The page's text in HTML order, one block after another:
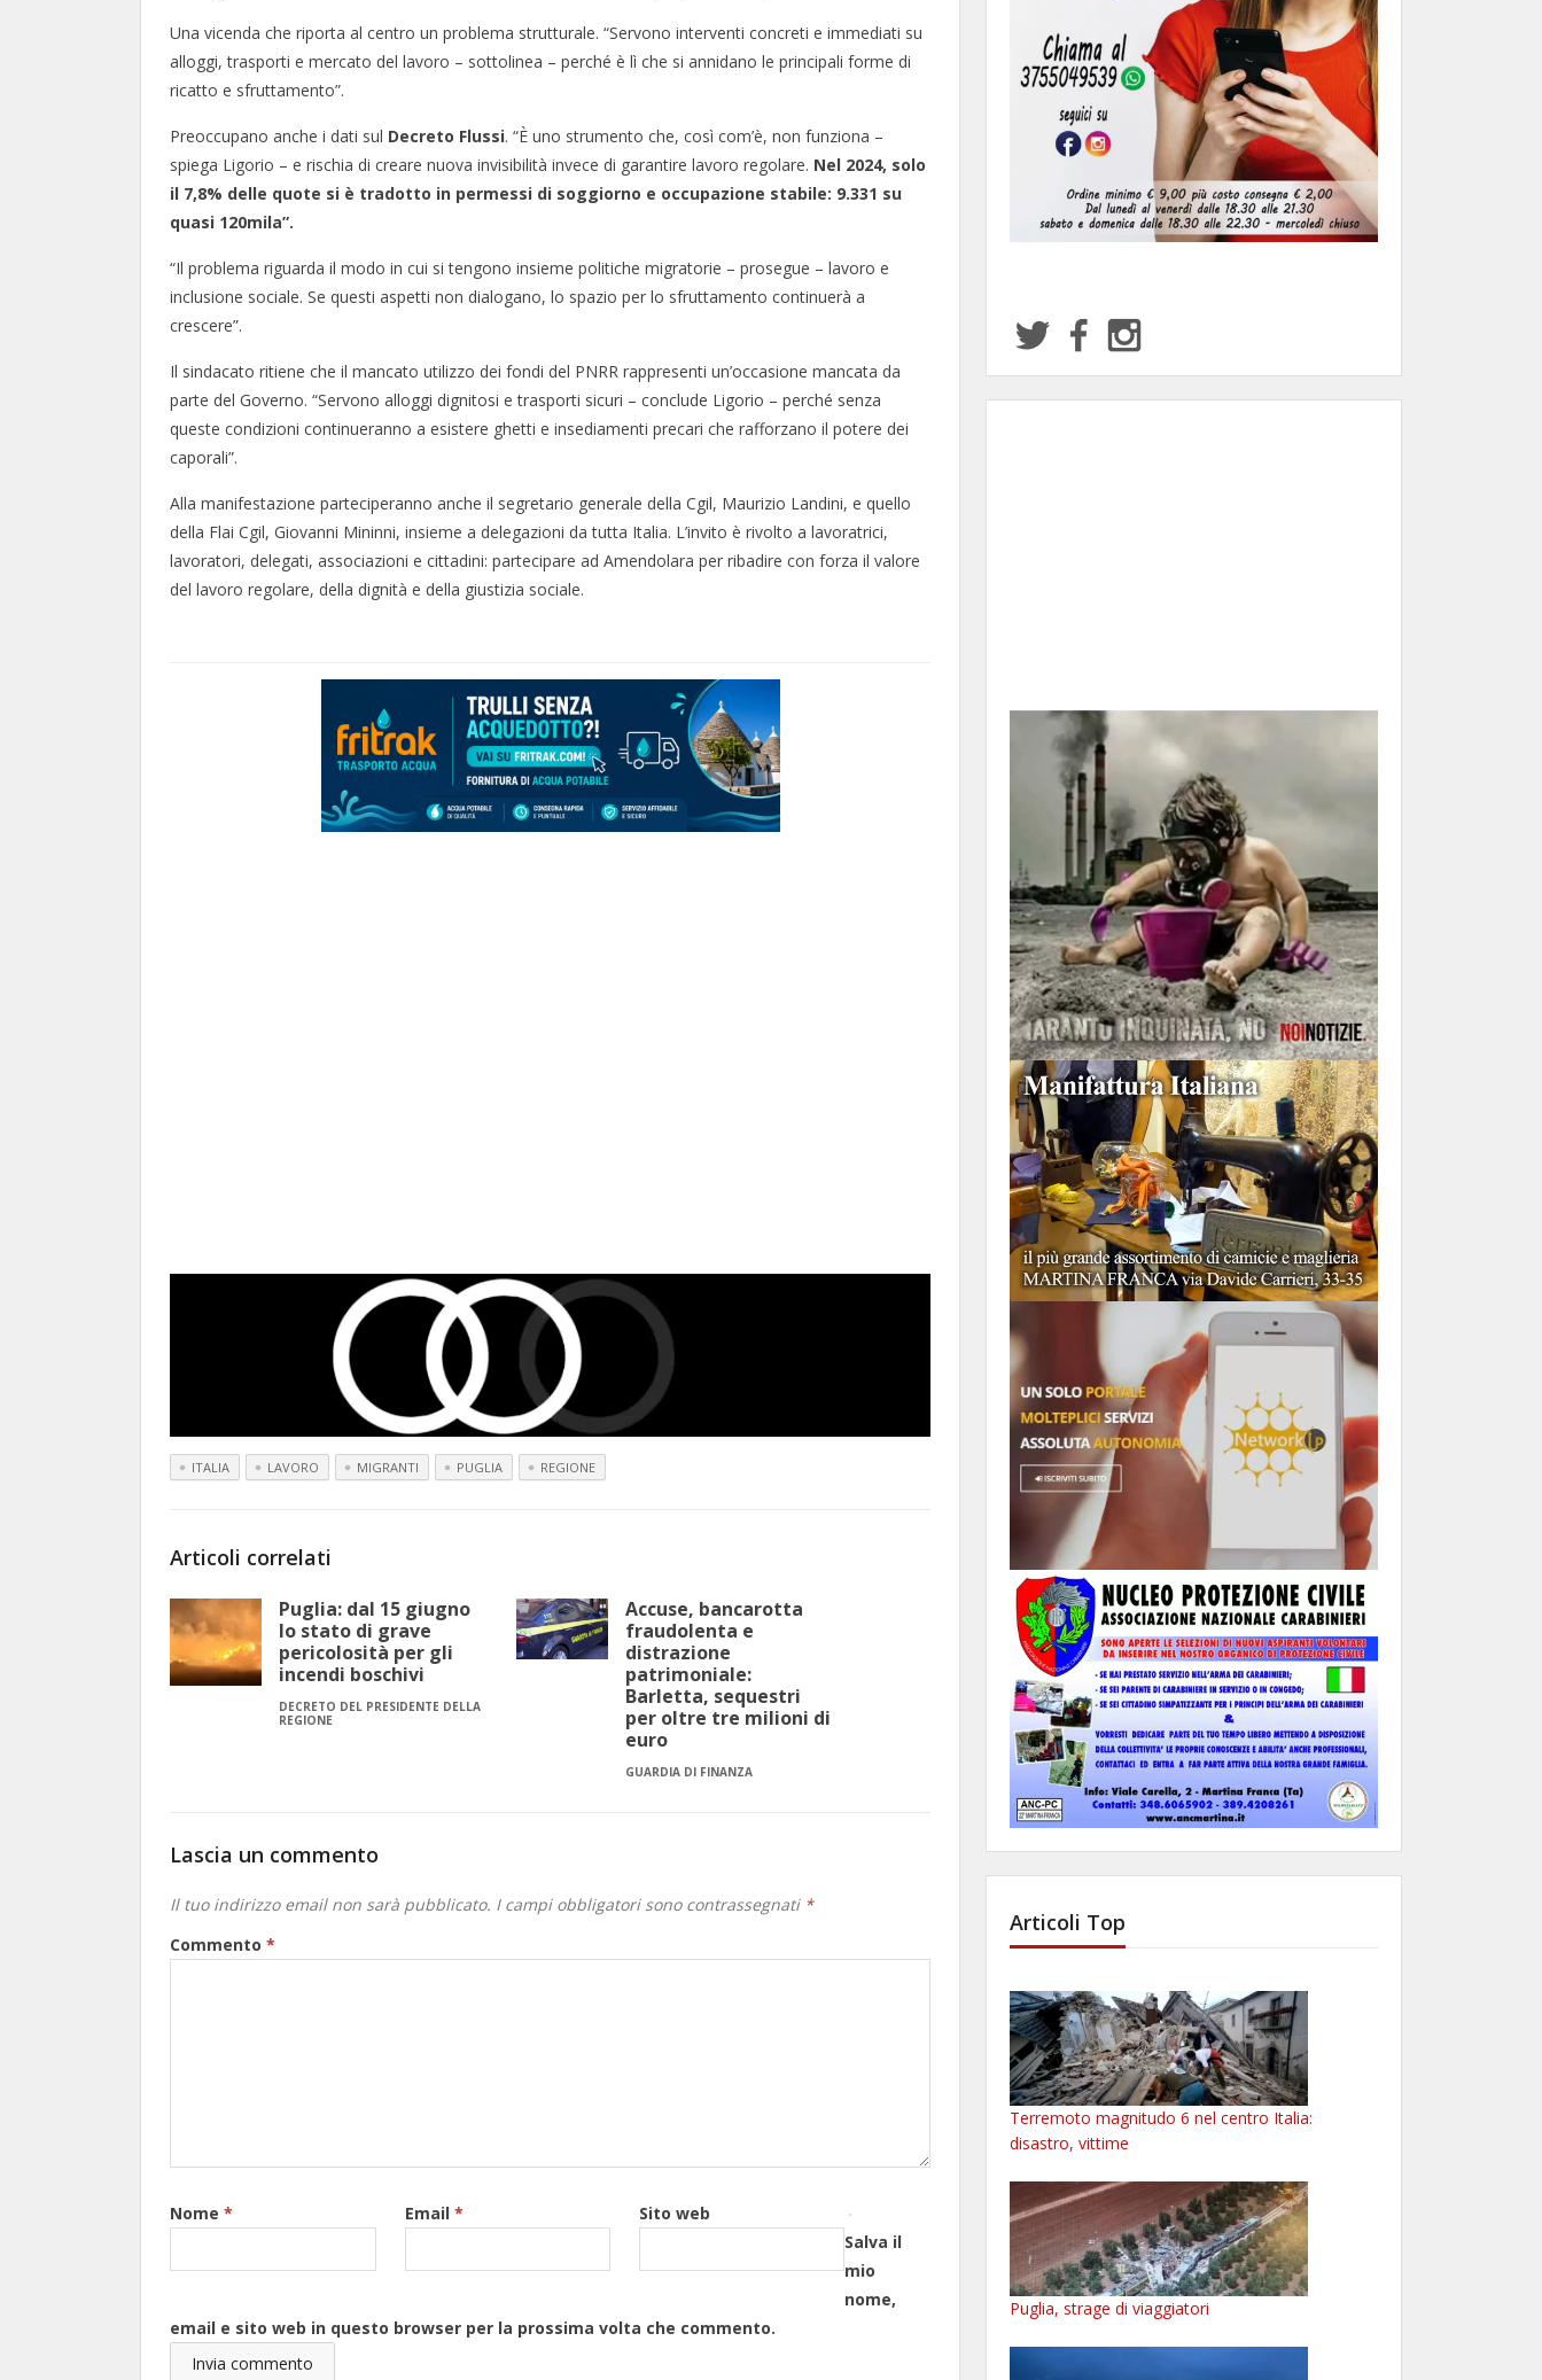
Una vicenda che riporta al centro un problema strutturale. “Servono interventi concreti e immediati su
alloggi, trasporti e mercato del lavoro – sottolinea – perché è lì che si annidano le principali forme di
ricatto e sfruttamento”.
Preoccupano anche i dati sul Decreto Flussi. “È uno strumento che, così com’è, non funziona –
spiega Ligorio – e rischia di creare nuova invisibilità invece di garantire lavoro regolare. Nel 2024, solo
il 7,8% delle quote si è tradotto in permessi di soggiorno e occupazione stabile: 9.331 su
quasi 120mila”.
“Il problema riguarda il modo in cui si tengono insieme politiche migratorie – prosegue – lavoro e
inclusione sociale. Se questi aspetti non dialogano, lo spazio per lo sfruttamento continuerà a
crescere”.
Il sindacato ritiene che il mancato utilizzo dei fondi del PNRR rappresenti un’occasione mancata da
parte del Governo. “Servono alloggi dignitosi e trasporti sicuri – conclude Ligorio – perché senza
queste condizioni continueranno a esistere ghetti e insediamenti precari che rafforzano il potere dei
caporali”.
Alla manifestazione parteciperanno anche il segretario generale della Cgil, Maurizio Landini, e quello
della Flai Cgil, Giovanni Mininni, insieme a delegazioni da tutta Italia. L’invito è rivolto a lavoratrici,
lavoratori, delegati, associazioni e cittadini: partecipare ad Amendolara per ribadire con forza il valore
del lavoro regolare, della dignità e della giustizia sociale.
ITALIA LAVORO MIGRANTI PUGLIA REGIONE
Articoli correlati
Puglia: dal 15 giugno
lo stato di grave
pericolosità per gli
incendi boschivi
DECRETO DEL PRESIDENTE DELLA
REGIONE
Accuse, bancarotta
fraudolenta e
distrazione
patrimoniale:
Barletta, sequestri
per oltre tre milioni di
euro
GUARDIA DI FINANZA
Lascia un commento
Il tuo indirizzo email non sarà pubblicato. I campi obbligatori sono contrassegnati *
Commento *
Nome * Email *
Sito web
Salva il
mio
nome,
email e sito web in questo browser per la prossima volta che commento.
Articoli Top
Terremoto magnitudo 6 nel centro Italia:
disastro, vittime
Puglia, strage di viaggiatori